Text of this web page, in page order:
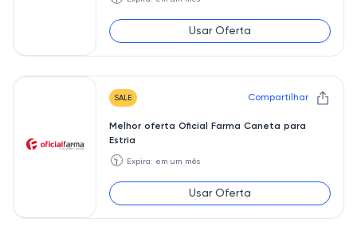
Usar Oferta
SALE Compartilhar
Melhor oferta Oficial Farma Caneta para
Estria
🕥 Expira: em um mês
Usar Oferta